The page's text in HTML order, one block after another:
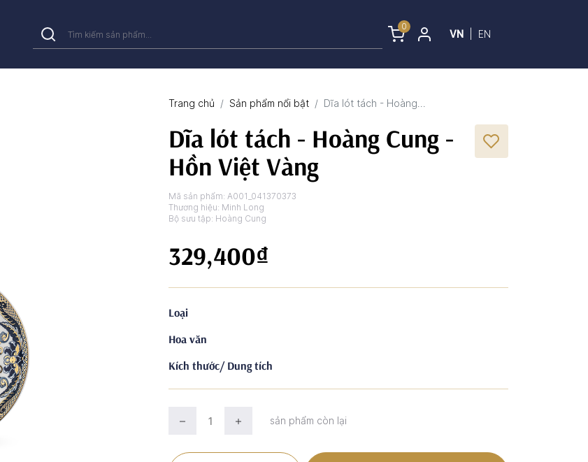
0
VN EN
Trang chủ Sản phẩm nổi bật Dĩa lót tách - Hoàng...
Dĩa lót tách - Hoàng Cung -
Hồn Việt Vàng
Mã sản phẩm:A001_041370373
Thương hiệu: Minh Long
Bộ sưu tập: Hoàng Cung
329,400₫
Loại
Hoa văn
Kích thước/ Dung tích
sản phẩm còn lại